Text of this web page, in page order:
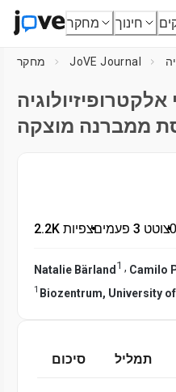
מחקר חינוך
מחקר JoVE Journal
2.2K צפיות• צוטט 3 פעמים•
Natalie Bärland 1 , Camilo
1 Biozentrum, University of
סיכום תמליל